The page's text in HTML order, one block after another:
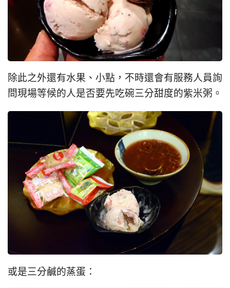
除此之外還有水果、小點，不時還會有服務人員詢
問現場等候的人是否要先吃碗三分甜度的紫米粥。
或是三分鹹的蒸蛋：